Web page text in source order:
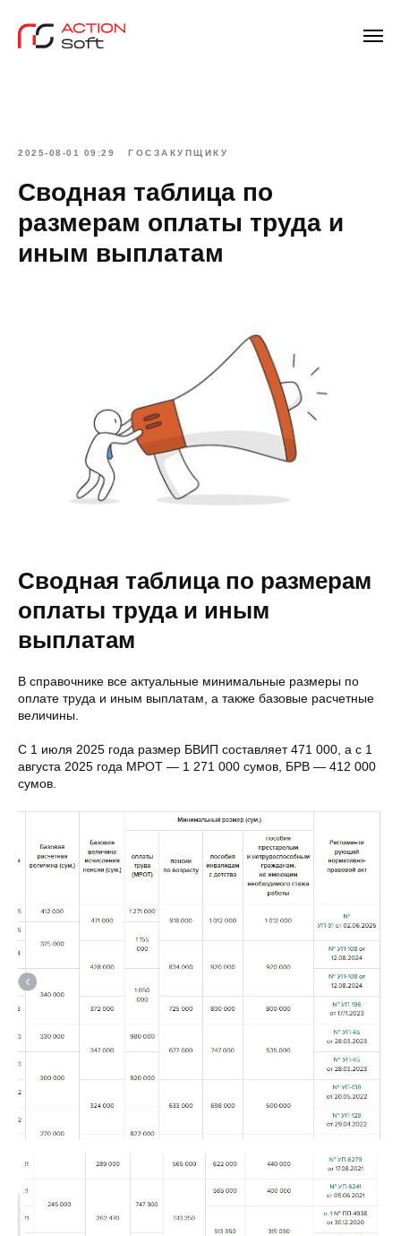
2025-08-01 09:29 ГОСЗАКУПЩИКУ
Сводная таблица по
размерам оплаты труда и
иным выплатам
Сводная таблица по размерам
оплаты труда и иным
выплатам
В справочнике все актуальные минимальные размеры по
оплате труда и иным выплатам, а также базовые расчетные
величины.
С 1 июля 2025 года размер БВИП составляет 471 000, а с 1
августа 2025 года МРОТ — 1 271 000 сумов, БРВ — 412 000
сумов.